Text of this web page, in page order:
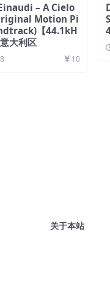
– A Cielo
Motion Pi
【44.1kH
大利区
8 10
关于本站